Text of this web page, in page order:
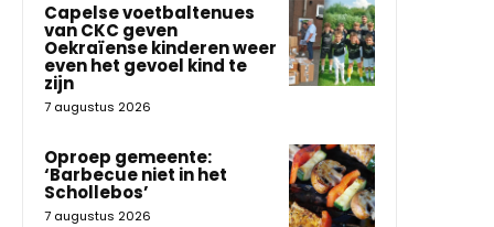
Capelse voetbaltenues
van CKC geven
Oekraïense kinderen weer
even het gevoel kind te
zijn
7 augustus 2026
Oproep gemeente:
‘Barbecue niet in het
Schollebos’
7 augustus 2026